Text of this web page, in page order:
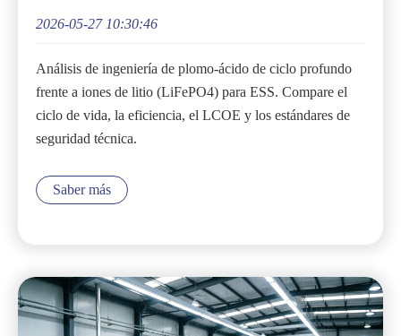
2026-05-27 10:30:46
Análisis de ingeniería de plomo-ácido de ciclo profundo
frente a iones de litio (LiFePO4) para ESS. Compare el
ciclo de vida, la eficiencia, el LCOE y los estándares de
seguridad técnica.
Saber más